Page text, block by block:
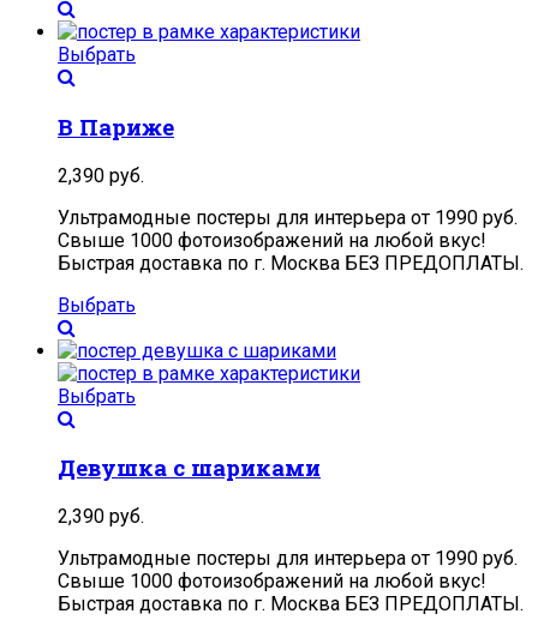
Выбрать
В Париже
2,390 руб.
Ультрамодные постеры для интерьера от 1990 руб.
Свыше 1000 фотоизображений на любой вкус!
Быстрая доставка по г. Москва БЕЗ ПРЕДОПЛАТЫ.
Выбрать
Выбрать
Девушка с шариками
2,390 руб.
Ультрамодные постеры для интерьера от 1990 руб.
Свыше 1000 фотоизображений на любой вкус!
Быстрая доставка по г. Москва БЕЗ ПРЕДОПЛАТЫ.